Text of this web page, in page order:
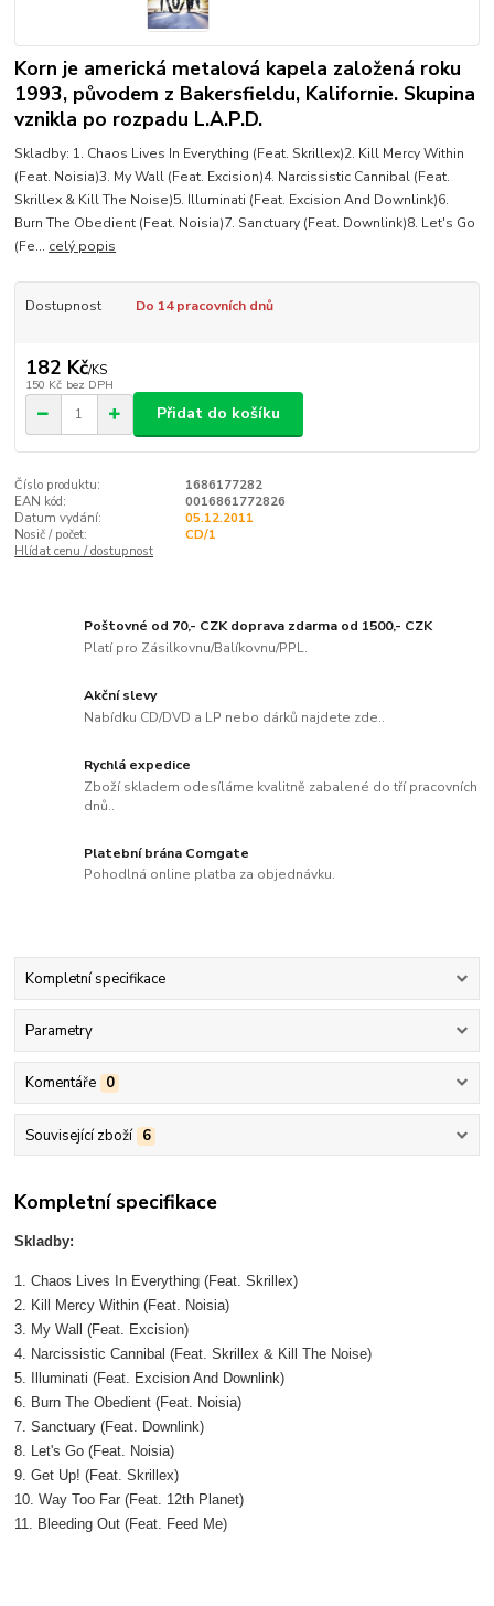
Korn je americká metalová kapela založená roku
1993, původem z Bakersfieldu, Kalifornie. Skupina
vznikla po rozpadu L.A.P.D.
Skladby: 1. Chaos Lives In Everything (Feat. Skrillex)2. Kill Mercy Within
(Feat. Noisia)3. My Wall (Feat. Excision)4. Narcissistic Cannibal (Feat.
Skrillex & Kill The Noise)5. Illuminati (Feat. Excision And Downlink)6.
Burn The Obedient (Feat. Noisia)7. Sanctuary (Feat. Downlink)8. Let's Go
(Fe... celý popis
Dostupnost Do 14 pracovních dnů
182 Kč/KS
150 Kč bez DPH
Přidat do košíku
Číslo produktu:
1686177282
EAN kód:
0016861772826
Datum vydání:
05.12.2011
Nosič / počet:
CD/1
Hlídat cenu / dostupnost
Poštovné od 70,- CZK doprava zdarma od 1500,- CZK
Platí pro Zásilkovnu/Balíkovnu/PPL.
Akční slevy
Nabídku CD/DVD a LP nebo dárků najdete zde..
Rychlá expedice
Zboží skladem odesíláme kvalitně zabalené do tří pracovních
dnů..
Platební brána Comgate
Pohodlná online platba za objednávku.
Kompletní specifikace
Parametry
Komentáře 0
Související zboží 6
Kompletní specifikace
Skladby:
1. Chaos Lives In Everything (Feat. Skrillex)
2. Kill Mercy Within (Feat. Noisia)
3. My Wall (Feat. Excision)
4. Narcissistic Cannibal (Feat. Skrillex & Kill The Noise)
5. Illuminati (Feat. Excision And Downlink)
6. Burn The Obedient (Feat. Noisia)
7. Sanctuary (Feat. Downlink)
8. Let's Go (Feat. Noisia)
9. Get Up! (Feat. Skrillex)
10. Way Too Far (Feat. 12th Planet)
11. Bleeding Out (Feat. Feed Me)